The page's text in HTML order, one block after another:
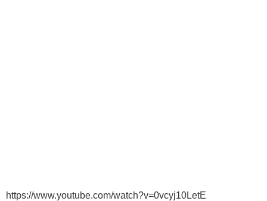
https://www.youtube.com/watch?v=0vcyj10LetE